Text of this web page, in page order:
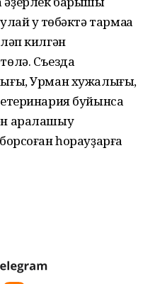
уҡ төбәктә тармаҡҡа
килгән
Съезда
Урман хужалығы,
буйынса
аралашыу
һорауҙарға